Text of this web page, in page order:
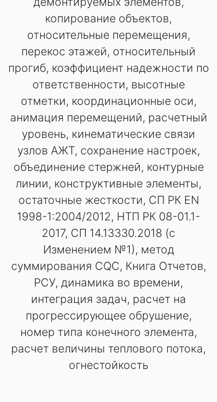
копирование объектов,
относительные перемещения,
перекос этажей, относительный
прогиб, коэффициент надежности по
ответственности, высотные
отметки, координационные оси,
анимация перемещений, расчетный
уровень, кинематические связи
узлов АЖТ, сохранение настроек,
объединение стержней, контурные
линии, конструктивные элементы,
остаточные жесткости, СП РК EN
1998-1:2004/2012, НТП РК 08-01.1-
2017, СП 14.13330.2018 (с
Изменением №1), метод
суммирования CQC, Книга Отчетов,
РСУ, динамика во времени,
интеграция задач, расчет на
прогрессирующее обрушение,
номер типа конечного элемента,
расчет величины теплового потока,
огнестойкость